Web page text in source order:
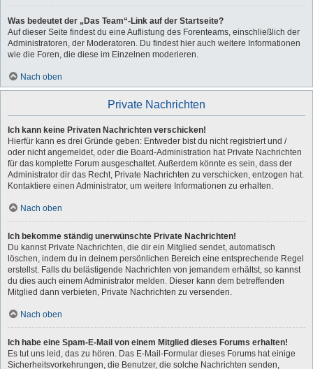
Was bedeutet der „Das Team“-Link auf der Startseite?
Auf dieser Seite findest du eine Auflistung des Forenteams, einschließlich der
Administratoren, der Moderatoren. Du findest hier auch weitere Informationen
wie die Foren, die diese im Einzelnen moderieren.
Nach oben
Private Nachrichten
Ich kann keine Privaten Nachrichten verschicken!
Hierfür kann es drei Gründe geben: Entweder bist du nicht registriert und /
oder nicht angemeldet, oder die Board-Administration hat Private Nachrichten
für das komplette Forum ausgeschaltet. Außerdem könnte es sein, dass der
Administrator dir das Recht, Private Nachrichten zu verschicken, entzogen hat.
Kontaktiere einen Administrator, um weitere Informationen zu erhalten.
Nach oben
Ich bekomme ständig unerwünschte Private Nachrichten!
Du kannst Private Nachrichten, die dir ein Mitglied sendet, automatisch
löschen, indem du in deinem persönlichen Bereich eine entsprechende Regel
erstellst. Falls du belästigende Nachrichten von jemandem erhältst, so kannst
du dies auch einem Administrator melden. Dieser kann dem betreffenden
Mitglied dann verbieten, Private Nachrichten zu versenden.
Nach oben
Ich habe eine Spam-E-Mail von einem Mitglied dieses Forums erhalten!
Es tut uns leid, das zu hören. Das E-Mail-Formular dieses Forums hat einige
Sicherheitsvorkehrungen, die Benutzer, die solche Nachrichten senden,